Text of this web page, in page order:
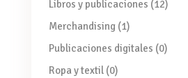
Libros y publicaciones (12)
Merchandising (1)
Publicaciones digitales (0)
Ropa y textil (0)